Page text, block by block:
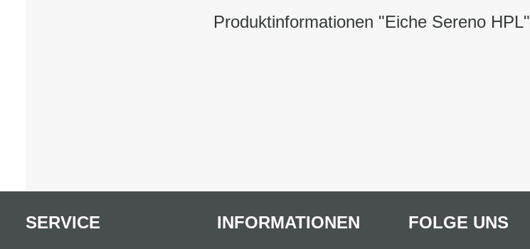
Produktinformationen "Eiche Sereno HPL"
FOLGE UNS
SERVICE INFORMATIONEN